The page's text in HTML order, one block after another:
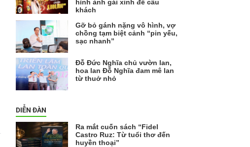
hình ảnh gái xinh để câu
khách
Gỡ bỏ gánh nặng vô hình, vợ
chồng tạm biệt cảnh “pin yếu,
sạc nhanh”
Đỗ Đức Nghĩa chủ vườn lan,
hoa lan Đỗ Nghĩa đam mê lan
từ thuở nhỏ
DIỄN ĐÀN
Ra mắt cuốn sách “Fidel
Castro Ruz: Từ tuổi thơ đến
huyền thoại”